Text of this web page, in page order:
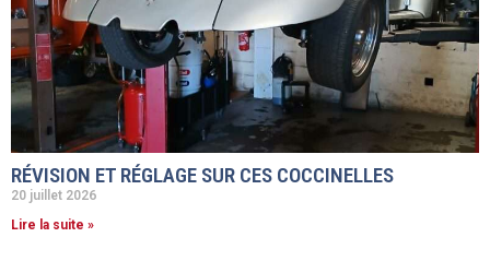
RÉVISION ET RÉGLAGE SUR CES COCCINELLES
20 juillet 2026
Lire la suite »